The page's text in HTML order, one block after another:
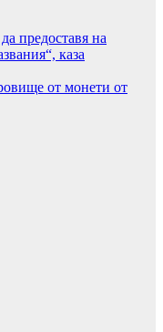
предоставя на
каза
от монети от